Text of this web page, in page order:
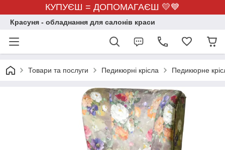
КУПУЄШ = ДОПОМАГАЄШ 💛💙
Красуня - обладнання для салонів краси
Товари та послуги Педикюрні крісла Педикюрне